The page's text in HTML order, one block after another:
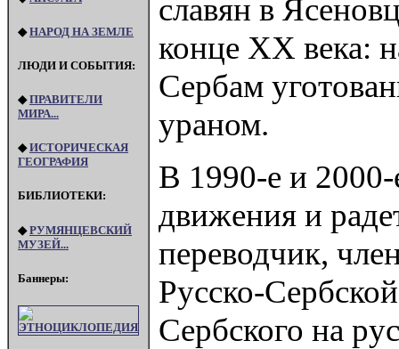
◆НАРОД НА ЗЕМЛЕ
ЛЮДИ И СОБЫТИЯ:
◆ПРАВИТЕЛИ
МИРА...
◆ИСТОРИЧЕСКАЯ
ГЕОГРАФИЯ
БИБЛИОТЕКИ:
◆РУМЯНЦЕВСКИЙ
МУЗЕЙ...
Баннеры:
славян в
конце XX века:
Сербам
ураном.
В 1990-е и 2000-
движения и
переводчик,
Русско-
Сербского на